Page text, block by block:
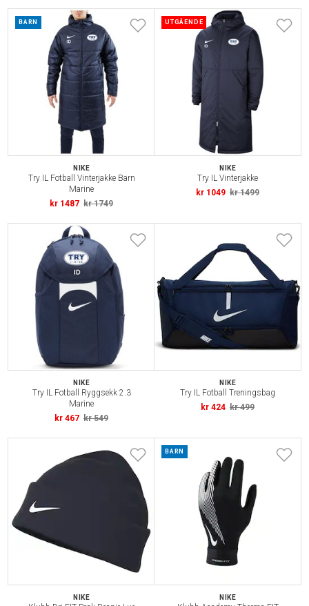
BARN
NIKE
Try IL Fotball Vinterjakke Barn
Marine
kr 1487 kr 1749
UTGÅENDE
NIKE
Try IL Vinterjakke
kr 1049 kr 1499
NIKE
Try IL Fotball Ryggsekk 2.3
Marine
kr 467 kr 549
NIKE
Try IL Fotball Treningsbag
kr 424 kr 499
NIKE
BARN
NIKE